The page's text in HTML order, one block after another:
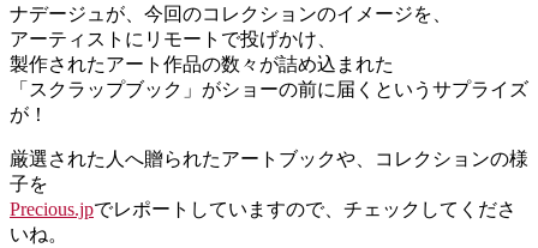
ナデージュが、今回のコレクションのイメージを、
アーティストにリモートで投げかけ、
製作されたアート作品の数々が詰め込まれた
「スクラップブック」がショーの前に届くというサプライズ
が！
厳選された人へ贈られたアートブックや、コレクションの様
子を
Precious.jpでレポートしていますので、チェックしてくださ
いね。